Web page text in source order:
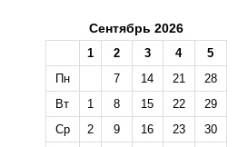
Сентябрь 2026
1 2 3 4
5
Пн
7 14 21
28
Вт
1 8 15 22
29
Ср
2 9 16 23
30